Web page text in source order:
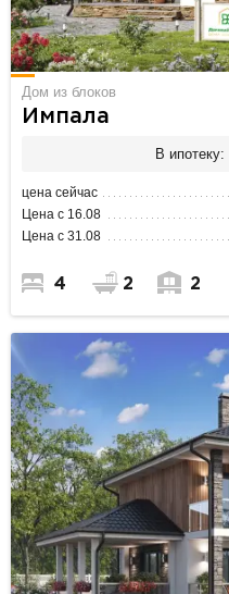
Дом из блоков
Импала
В ипотеку:
цена сейчас
Цена с 16.08
Цена с 31.08
4 2 2